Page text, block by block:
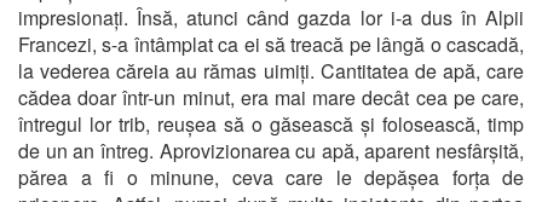
impresionați. Însă, atunci când gazda lor i-a dus în Alpii
Francezi, s-a întâmplat ca ei să treacă pe lângă o cascadă,
la vederea căreia au rămas uimiți. Cantitatea de apă, care
cădea doar într-un minut, era mai mare decât cea pe care,
întregul lor trib, reușea să o găsească și folosească, timp
de un an întreg. Aprovizionarea cu apă, aparent nesfârșită,
părea a fi o minune, ceva care le depășea forța de